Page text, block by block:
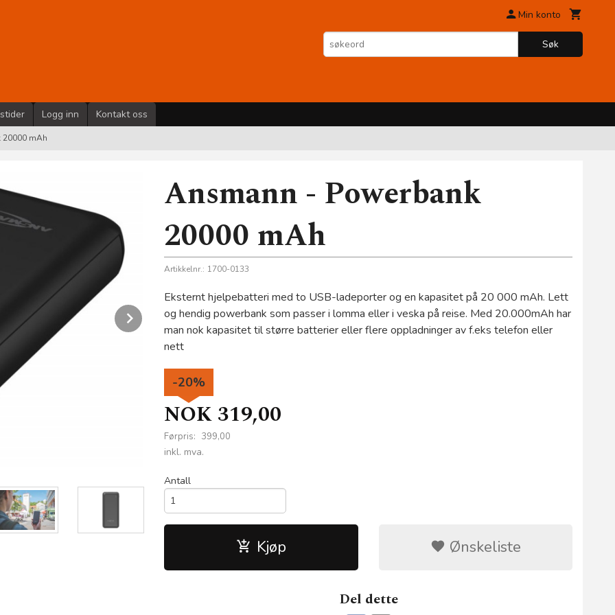
Min konto
Søk
Logg inn Kontakt oss
mAh
Next
Ansmann - Powerbank
20000 mAh
Artikkelnr.: 1700-0133
Eksternt hjelpebatteri med to USB-ladeporter og en kapasitet på 20 000 mAh. Lett
og hendig powerbank som passer i lomma eller i veska på reise. Med 20.000mAh har
man nok kapasitet til større batterier eller flere oppladninger av f.eks telefon eller
nett
NOK319,00
Førpris: 399,00
Rabatt
-20%
inkl. mva.
Antall
Kjøp Ønskeliste
Del dette